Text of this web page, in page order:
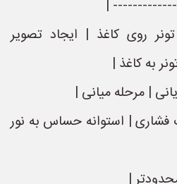
روی کاغذ | ایجاد تصویر
به کاغذ |
| مرحله میانی |
فشاری | استوانه حساس به نور
|